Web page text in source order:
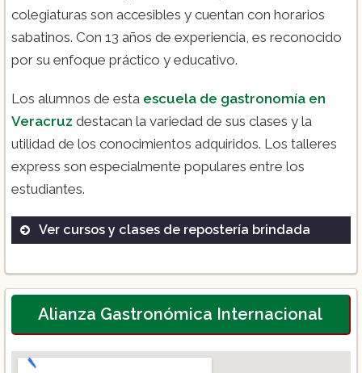
colegiaturas son accesibles y cuentan con horarios
sabatinos. Con 13 años de experiencia, es reconocido
por su enfoque práctico y educativo.
Los alumnos de esta escuela de gastronomía en
Veracruz destacan la variedad de sus clases y la
utilidad de los conocimientos adquiridos. Los talleres
express son especialmente populares entre los
estudiantes.
Ver cursos y clases de repostería brindada
Pastelería avanzada
Chocolatería artesanal
Alianza Gastronómica Internacional